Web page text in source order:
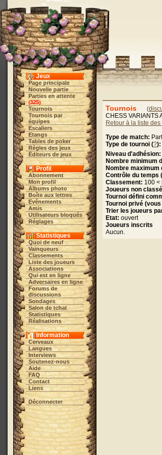
Jeux
Page principale
Nouvelle partie
Parties en attente
(325)
Tournois
Tournois par
équipes
Escaliers
Etangs
Tables de poker
Règles des jeux
Éditeurs de jeux
Profil
Abonnement
Mon profil
Albums photo
Boîte aux lettres
Evénements
Amis
Utilisateurs bloqués
Réglages
Statistiques
Quoi de neuf
Vainqueurs
Classements
Liste des joueurs
Associations
Qui est en ligne
Adversaires en ligne
Forums de
discussions
Sondages
Salon de tchat
Statistiques
Réalisations
Information
Cerveaux
Langues
Interviews
Soutenez-nous
Aide
FAQ
Contact
Liens
Déconnecter
Tournois (
CHESS VARIANTS
Retour à la liste des
Type de match:
Type de tournoi (?):
Niveau d'adhésion:
Nombre minimum
Nombre maximum
Contrôle du temps (
Classement: 100 <
Joueurs non
Tournoi défini
Tournoi privé
Trier les joueurs
Etat: ouvert
Joueurs inscrits
Aucun.